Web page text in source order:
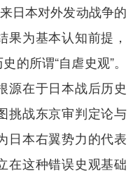
日本对外发动战争的
为基本认知前提，
的所谓“自虐史观”。
源在于日本战后历史
挑战东京审判定论与
日本右翼势力的代表
在这种错误史观基础